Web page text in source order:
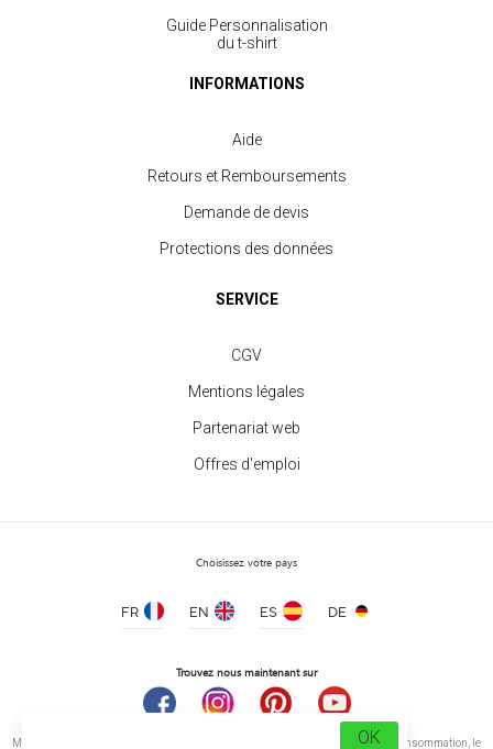
Guide Personnalisation
du t-shirt
INFORMATIONS
Aide
Retours et Remboursements
Demande de devis
Protections des données
SERVICE
CGV
Mentions légales
Partenariat web
Offres d'emploi
Choisissez votre pays
FR EN ES DE
Trouvez nous maintenant sur
Médiation de la consommation Conformément à l’article L.616-1 du Code de la consommation, le
OK